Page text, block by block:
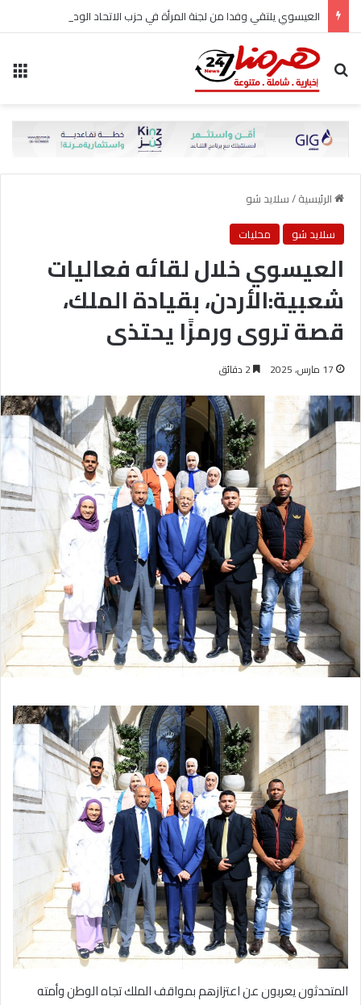
بحث عن
الرئيسية/سلايد شو
سلايد شو
محليات
العيسوي خلال لقائه فعاليات
شعبية:الأردن، بقيادة الملك،
قصة تروى ورمزًا يحتذى
17 مارس، 2025
المتحدثون يعربون عن اعتزازهم بمواقف الملك تجاه الوطن وأمته